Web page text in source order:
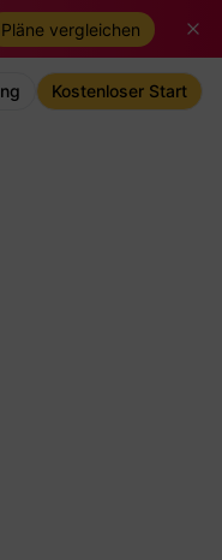
Pläne vergleichen
Kostenloser Start